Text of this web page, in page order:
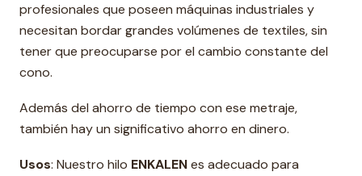
profesionales que poseen máquinas industriales y
necesitan bordar grandes volúmenes de textiles, sin
tener que preocuparse por el cambio constante del
cono.
Además del ahorro de tiempo con ese metraje,
también hay un significativo ahorro en dinero.
Usos: Nuestro hilo ENKALENes adecuado para